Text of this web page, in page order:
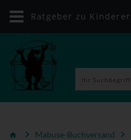
Mabuse-Buchversand